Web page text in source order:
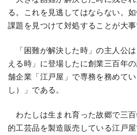
る。これを見逃してはならない。
課題を見つけて対処することが大事
「困難が解決した時」の主人公
える時」に登場したに創業三百年
舗企業「江戸屋」で専務を務めて
し）」である。
わたしは生まれ育った故郷で三
的工芸品を製造販売している江戸